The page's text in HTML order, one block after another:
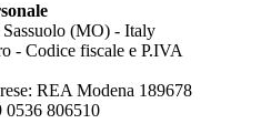
(MO) - Italy
- Codice fiscale e P.IVA
REA Modena 189678
0536 806510